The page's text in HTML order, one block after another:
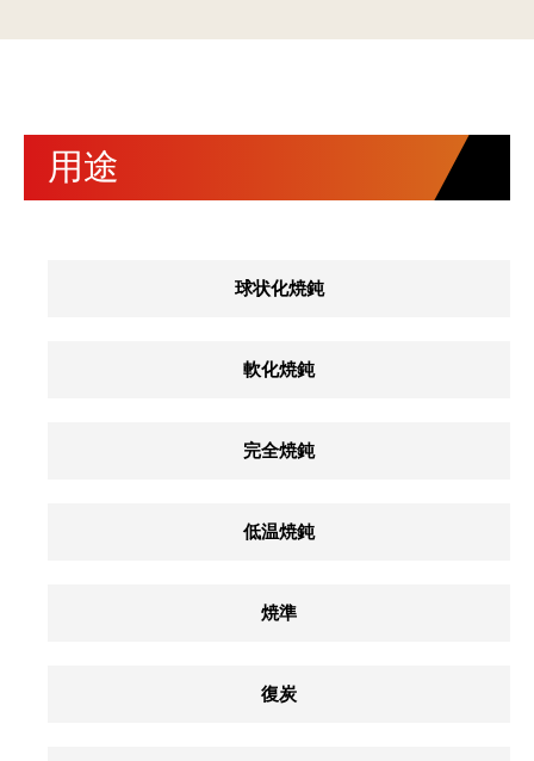
用途
球状化焼鈍
軟化焼鈍
完全焼鈍
低温焼鈍
焼準
復炭